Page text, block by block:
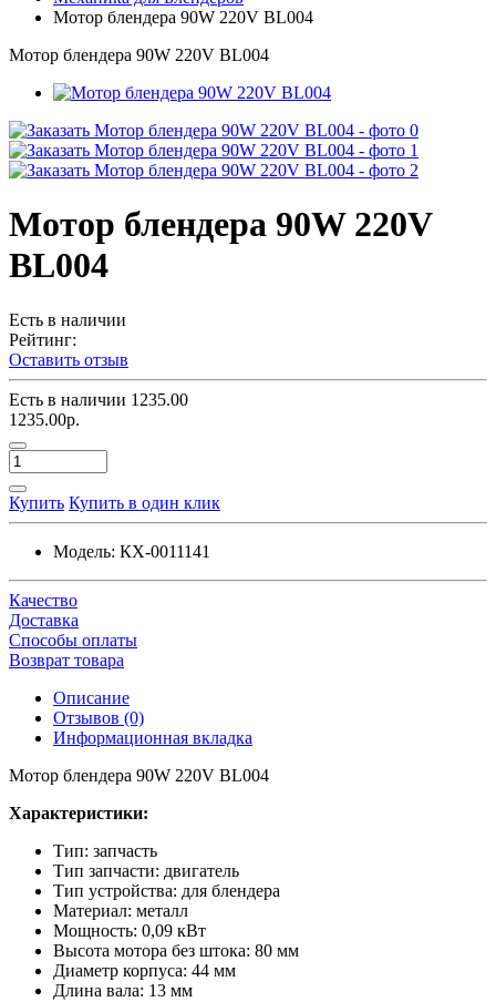
Мотор блендера 90W 220V BL004
Мотор блендера 90W 220V BL004
Мотор блендера 90W 220V
BL004
Есть в наличии
Рейтинг:
Оставить отзыв
Есть в наличии 1235.00
1235.00р.
Купить Купить в один клик
Модель: КХ-0011141
Качество
Доставка
Способы оплаты
Возврат товара
Описание
Отзывов (0)
Информационная вкладка
Мотор блендера 90W 220V BL004
Характеристики:
Тип: запчасть
Тип запчасти: двигатель
Тип устройства: для блендера
Материал: металл
Мощность: 0,09 кВт
Высота мотора без штока: 80 мм
Диаметр корпуса: 44 мм
Длина вала: 13 мм